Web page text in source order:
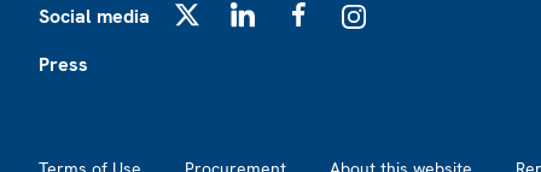
Social media
Press